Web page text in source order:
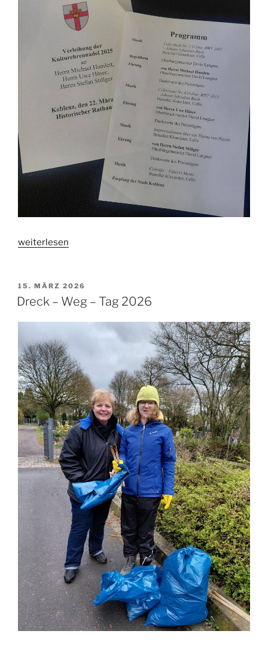
„Feierliche
Kulturehrennadel
2025“
weiterlesen
VERÖFFENTLICHT
AM
15. MÄRZ 2026
Dreck – Weg – Tag 2026